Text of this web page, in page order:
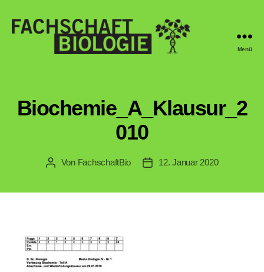
Menü
Biochemie_A_Klausur_2
010
Beitragsautor
Von FachschaftBio Veröffentlichungsdatum
12. Januar 2020